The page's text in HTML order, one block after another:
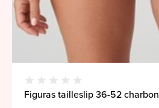
Figuras tailleslip 36-52 charbon